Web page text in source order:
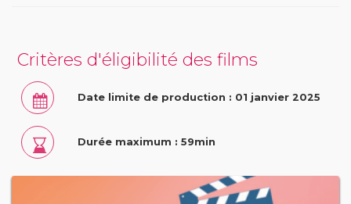
Critères d'éligibilité des films
Date limite de production : 01 janvier 2025
Durée maximum : 59min